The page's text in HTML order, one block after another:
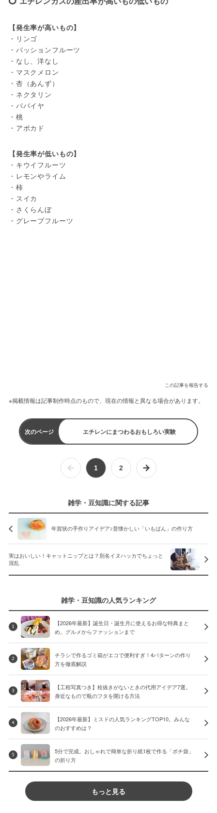
【発生率が高いもの】
・リンゴ
・パッションフルーツ
・なし、洋なし
・マスクメロン
・杏（あんず）
・ネクタリン
・パパイヤ
・桃
・アボカド
【発生率が低いもの】
・キウイフルーツ
・レモンやライム
・柿
・スイカ
・さくらんぼ
この記事を報告する
※掲載情報は記事制作時点のもので、現在の情報と異なる場合があります。
次のページ エチレンにまつわるおもしろい実験
1 2
雑学・豆知識に関する記事
年賀状の手作りアイデア♪昔懐かしい「いもばん」の作り方
実はおいしい！キャットニップとは？別名イヌハッカでちょっと
混乱
雑学・豆知識の人気ランキング
1
【2026年最新】誕生日・誕生月に使えるお得な特典まと
め。グルメからファッションまで
2
チラシで作るゴミ箱がエコで便利すぎ！4パターンの作り
方を徹底解説
3
【工程写真つき】栓抜きがないときの代用アイデア7選。
身近なもので瓶のフタを開ける方法
4
【2026年最新】ミスドの人気ランキングTOP10。みんな
のおすすめは？
5
5分で完成。おしゃれで簡単な折り紙1枚で作る「ポチ袋」
の折り方
もっと見る